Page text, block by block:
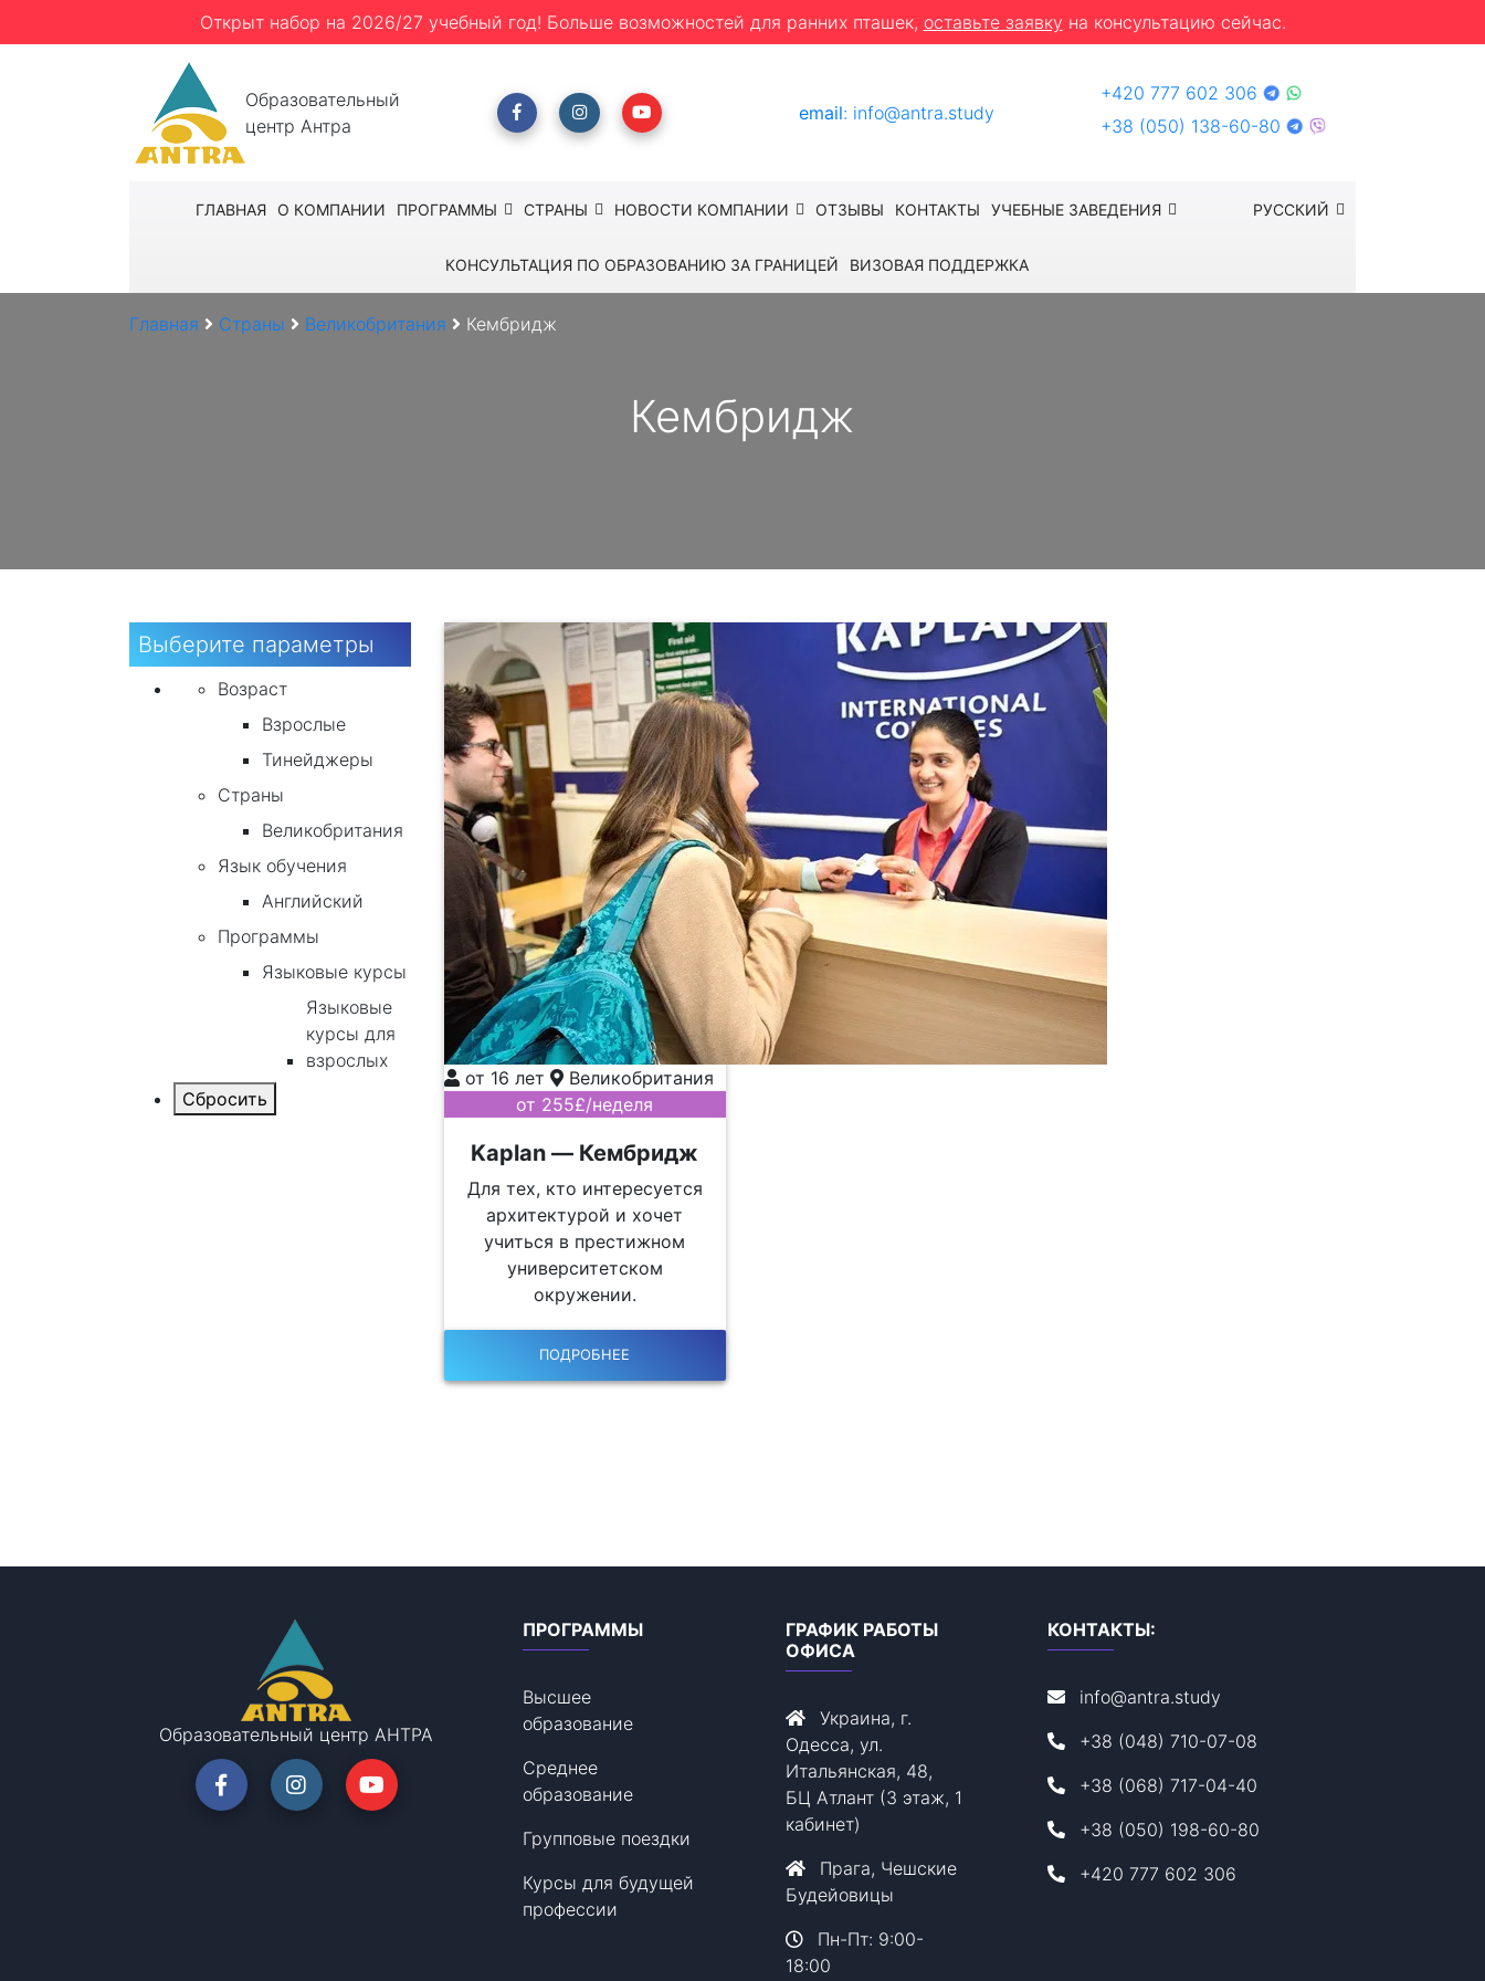
Открыт набор на 2026/27 учебный год! Больше возможностей для ранних пташек, оставьте заявку на консультацию сейчас.
Образовательный
центр Антра
email: info@antra.study
+420 777 602 306
+38 (050) 138-60-80
ГЛАВНАЯ О КОМПАНИИ ПРОГРАММЫ РУССКИЙ
СТРАНЫ НОВОСТИ КОМПАНИИ ОТЗЫВЫ КОНТАКТЫ УЧЕБНЫЕ ЗАВЕДЕНИЯ
КОНСУЛЬТАЦИЯ ПО ОБРАЗОВАНИЮ ЗА ГРАНИЦЕЙ ВИЗОВАЯ ПОДДЕРЖКА
Главная Страны Великобритания Кембридж
Кембридж
Выберите параметры
Возраст
Взрослые
Тинейджеры
Страны
Великобритания
Язык обучения
Английский
Программы
Языковые курсы
Языковые
курсы для
взрослых
от 16 лет
Великобритания
от 255£/неделя
Kaplan — Кембридж
Для тех, кто интересуется
архитектурой и хочет
учиться в престижном
университетском
окружении.
ПОДРОБНЕЕ
Образовательный центр АНТРА
ПРОГРАММЫ
Высшее
образование
Среднее
образование
Групповые поездки
Курсы для будущей
профессии
ГРАФИК РАБОТЫ
ОФИСА
Украина, г.
Одесса, ул.
Итальянская, 48,
БЦ Атлант (3 этаж, 1
кабинет)
Прага, Чешские
Будейовицы
Пн-Пт: 9:00-
18:00
КОНТАКТЫ:
info@antra.study
+38 (048) 710-07-08
+38 (068) 717-04-40
+38 (050) 198-60-80
+420 777 602 306